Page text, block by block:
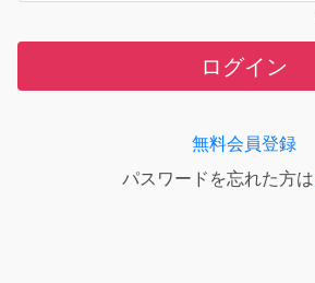
ログイン
無料会員登録
パスワードを忘れた方は